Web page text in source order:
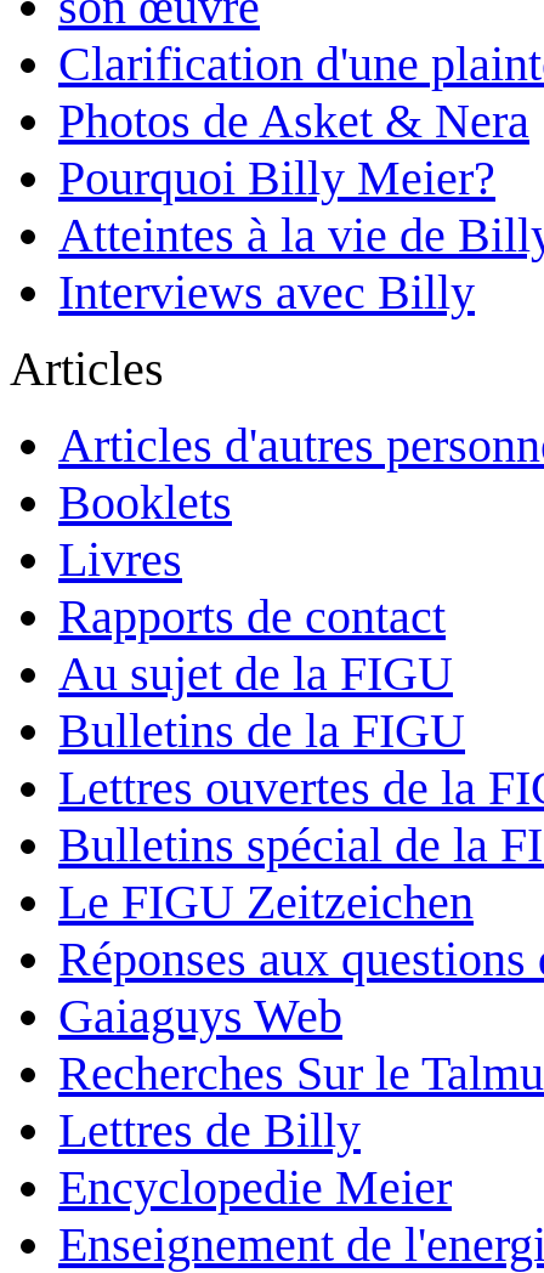
Clarification d'une
Photos de Asket & Nera
Pourquoi Billy Meier?
Atteintes à la vie de
Interviews avec Billy
Articles
Articles d'autres
Booklets
Livres
Rapports de contact
Au sujet de la FIGU
Bulletins de la FIGU
Lettres ouvertes de la
Bulletins spécial de la
Le FIGU Zeitzeichen
Réponses aux
Gaiaguys Web
Recherches Sur le
Lettres de Billy
Encyclopedie Meier
Enseignement de